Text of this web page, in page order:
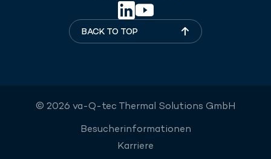
BACK TO TOP
© 2026 va-Q-tec Thermal Solutions GmbH
Besucherinformationen
Karriere